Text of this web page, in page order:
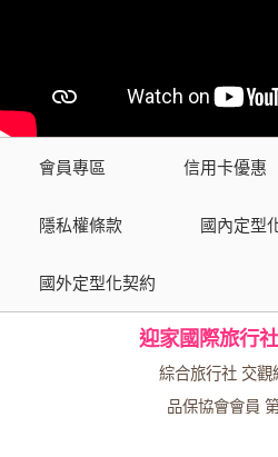
會員專區 信用卡優惠
隱私權條款 國內定型
國外定型化契約
迎家國際旅行
綜合旅行社 交
品保協會會員